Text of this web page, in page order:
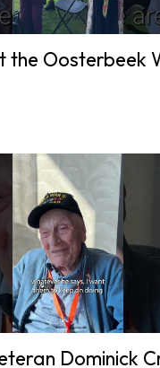
the Oosterbeek
Dominick